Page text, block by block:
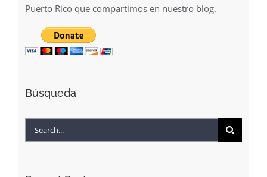
Puerto Rico que compartimos en nuestro blog.
Búsqueda
Search